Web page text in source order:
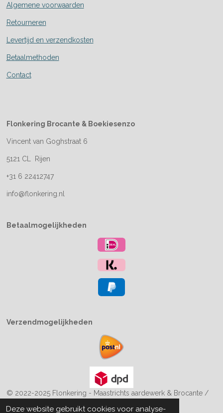
Deze website gebruikt cookies voor analyse-
Algemene voorwaarden
Retourneren
Levertijd en verzendkosten
Betaalmethoden
Contact
Flonkering Brocante & Boekiesenzo
Vincent van Goghstraat 6
5121 CL Rijen
+31 6 22412747
info@flonkering.nl
Betaalmogelijkheden
Verzendmogelijkheden
© 2022-2025 Flonkering - Maastrichts aardewerk & Brocante /